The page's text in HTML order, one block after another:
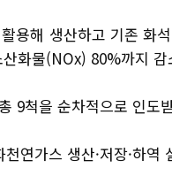
용해 생산하고 기존 화
화물(NOx) 80%까지 감
9척을 순차적으로 인도
연가스 생산·저장·하역